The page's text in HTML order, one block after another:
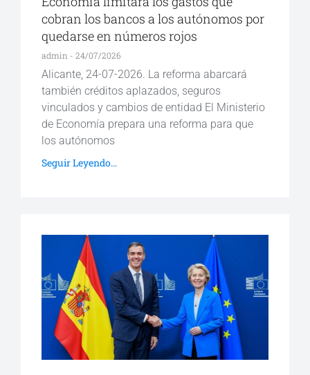
cobran los bancos a los autónomos por
quedarse en números rojos
admin 24/07/2026
Alicante, 24-07-2026. La reforma abarcará
también créditos aplazados, seguros
vinculados y cambios de entidad El Ministerio
de Economía prepara una reforma para que
los autónomos
Seguir Leyendo...